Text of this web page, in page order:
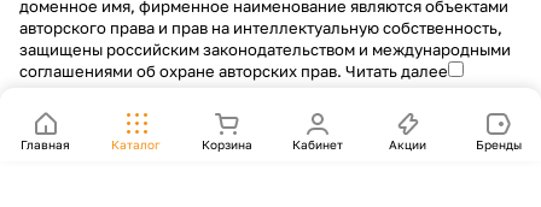
Главная Каталог Корзина Кабинет Акции Бренды
доменное имя, фирменное наименование являются объектами
авторского права и прав на интеллектуальную собственность,
защищены российским законодательством и международными
соглашениями об охране авторских прав. Читать далее